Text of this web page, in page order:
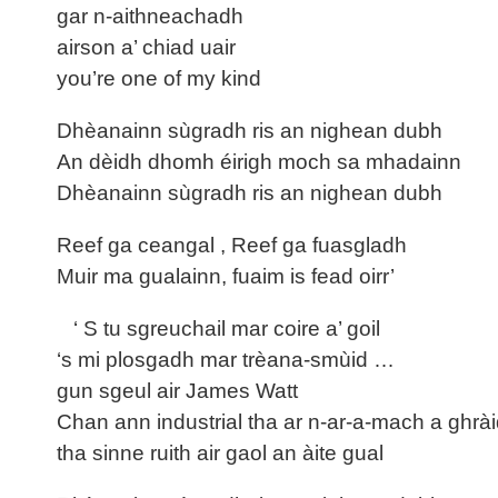
gar n-aithneachadh
airson a’ chiad uair
you’re one of my kind
Dhèanainn sùgradh ris an nighean dubh
An dèidh dhomh éirigh moch sa mhadainn
Dhèanainn sùgradh ris an nighean dubh
Reef ga ceangal , Reef ga fuasgladh
Muir ma gualainn, fuaim is fead oirr’
‘ S tu sgreuchail mar coire a’ goil
‘s mi plosgadh mar trèana-smùid …
gun sgeul air James Watt
Chan ann industrial tha ar n-ar-a-mach a
tha sinne ruith air gaol an àite gual